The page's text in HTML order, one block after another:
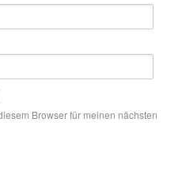
Browser für meinen nächsten